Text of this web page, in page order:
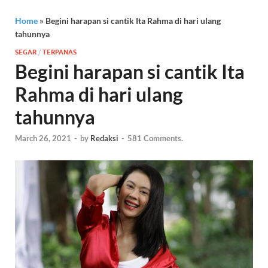
Home » Begini harapan si cantik Ita Rahma di hari ulang
tahunnya
SEGAR / TERPANAS
Begini harapan si cantik Ita
Rahma di hari ulang
tahunnya
March 26, 2021 - by Redaksi - 581 Comments.